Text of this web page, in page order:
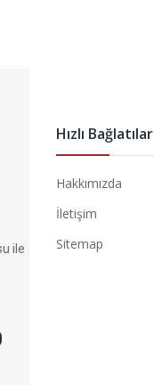
ile
Hızlı Bağlatılar
Hakkımızda
İletişim
Sitemap